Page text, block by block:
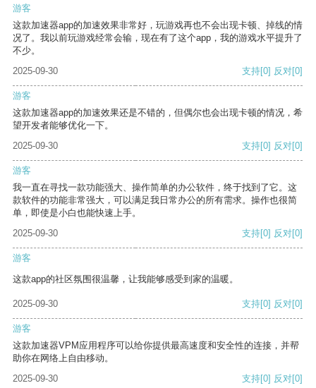
游客
这款加速器app的加速效果非常好，玩游戏再也不会出现卡顿、掉线的情
况了。我以前玩游戏经常会输，现在有了这个app，我的游戏水平提升了
不少。
2025-09-30
支持[0] 反对[0]
游客
这款加速器app的加速效果还是不错的，但偶尔也会出现卡顿的情况，希
望开发者能够优化一下。
2025-09-30
支持[0] 反对[0]
游客
我一直在寻找一款功能强大、操作简单的办公软件，终于找到了它。这
款软件的功能非常强大，可以满足我日常办公的所有需求。操作也很简
单，即使是小白也能快速上手。
2025-09-30
支持[0] 反对[0]
游客
这款app的社区氛围很温馨，让我能够感受到家的温暖。
2025-09-30 支持[0] 反对[0]
游客
这款加速器VPM应用程序可以给你提供最高速度和安全性的连接，并帮
助你在网络上自由移动。
2025-09-30
支持[0] 反对[0]